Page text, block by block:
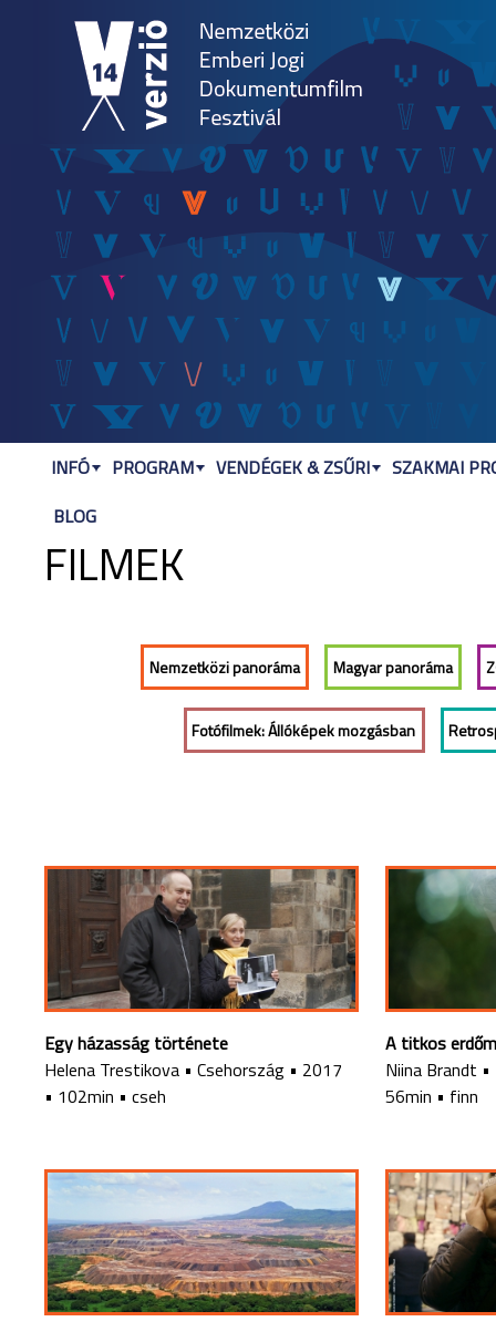
FILMEK
Nemzetközi panoráma Magyar panoráma
Fotófilmek: Állóképek mozgásban
Egy házasság története
Helena Trestikova • Csehország • 2017
• 102min • cseh
A titkos erdőm
Niina Brandt •
56min • finn
INFÓ PROGRAM VENDÉGEK & ZSŰRI
SZAKMAI
BLOG